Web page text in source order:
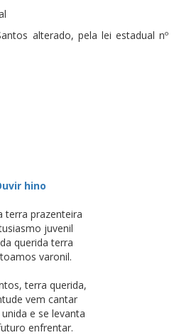
alterado, pela lei estadual nº
hino
terra prazenteira
juvenil
querida terra
varonil.
terra querida,
vem cantar
e se levanta
enfrentar.